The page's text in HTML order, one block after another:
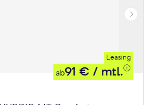
Leasing
ab91 € / mtl.